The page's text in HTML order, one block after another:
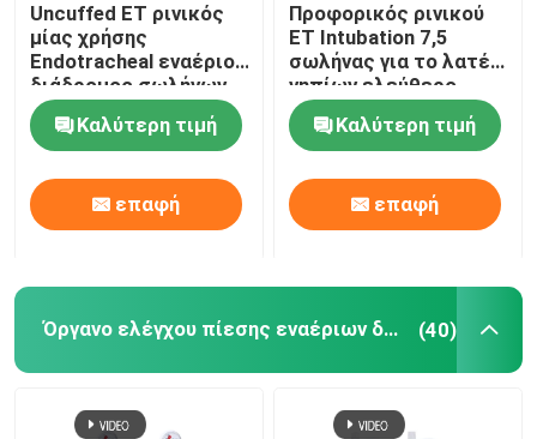
Uncuffed ET ρινικός
μίας χρήσης
Endotracheal εναέριος
διάδρομος σωλήνων
για το χειρουργικό
cOemΚαλύτερη τιμή
επαφή
Προφορικός ρινικού
ET Intubation 7,5
σωλήνας για το λατέξ
νηπίων ελεύθερο
Καλύτερη τιμή
επαφή
Όργανο ελέγχου πίεσης εναέριων διαδρόμων (40)